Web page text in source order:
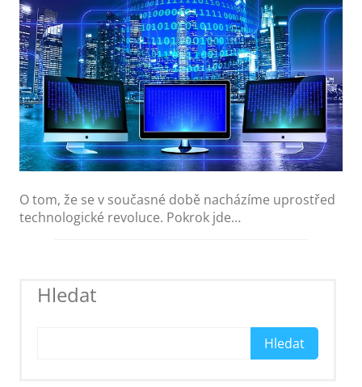
O tom, že se v současné době nacházíme uprostřed
technologické revoluce. Pokrok jde…
Hledat
Hledat